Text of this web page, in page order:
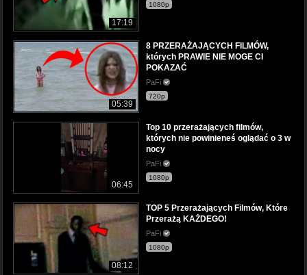
17:19
1080p
05:39
8 PRZERAŻAJĄCYCH FILMÓW,
których PRAWIE NIE MOGE CI
POKAZAĆ
PaFi
720p
06:45
Top 10 przerażających filmów,
których nie powinieneś oglądać o 3 w
nocy
PaFi
1080p
08:12
TOP 5 Przerażających Filmów, Które
Przerażą KAŻDEGO!
PaFi
1080p